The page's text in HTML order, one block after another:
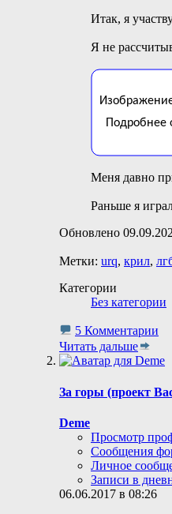
Итак, я
Я не
Меня давно
Раньше я
Обновлено
Метки: urq, крил,
Категории
Без категории
5 Комментарии
Читать дальше
За горы (проект
Deme
Просмотр
Сообщения
Личное
Записи в
06.06.2017 в 08:26